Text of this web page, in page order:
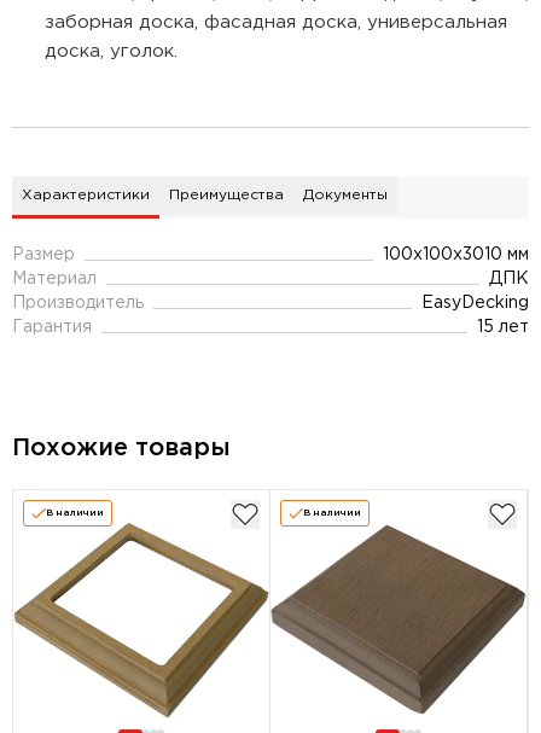
заборная доска, фасадная доска, универсальная
доска, уголок.
Характеристики Преимущества Документы
Размер
100х100х3010 мм
Материал
ДПК
Производитель
EasyDecking
Гарантия
15 лет
Похожие товары
В наличии В наличии